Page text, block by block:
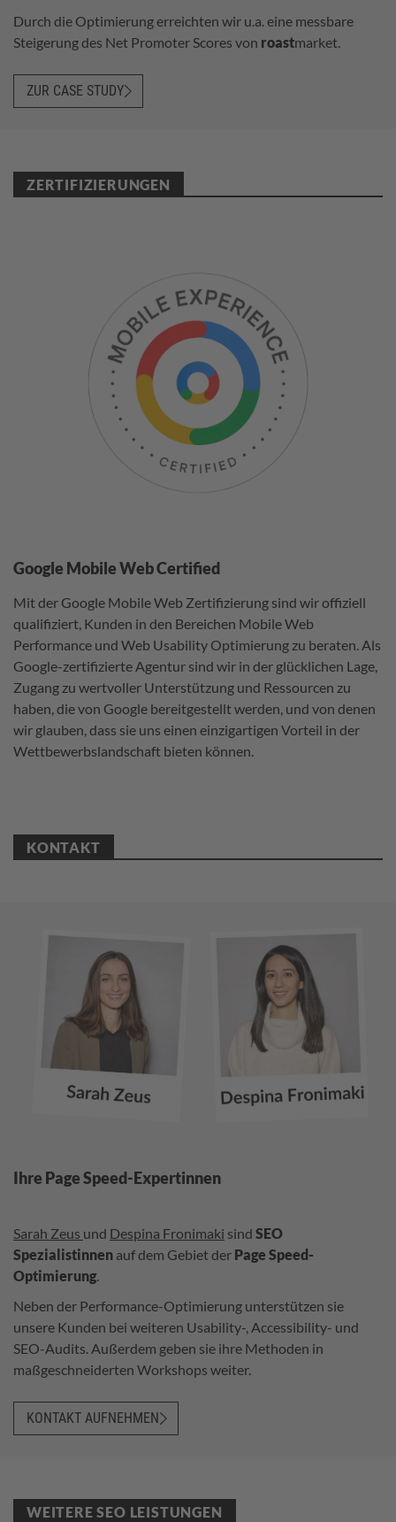
Durch die Optimierung erreichten wir u.a. eine messbare
Steigerung des Net Promoter Scores von roastmarket.
ZUR CASE STUDY
ZERTIFIZIERUNGEN
Google Mobile Web Certified
Mit der Google Mobile Web Zertifizierung sind wir offiziell
qualifiziert, Kunden in den Bereichen Mobile Web
Performance und Web Usability Optimierung zu beraten. Als
Google-zertifizierte Agentur sind wir in der glücklichen Lage,
Zugang zu wertvoller Unterstützung und Ressourcen zu
haben, die von Google bereitgestellt werden, und von denen
wir glauben, dass sie uns einen einzigartigen Vorteil in der
Wettbewerbslandschaft bieten können.
KONTAKT
Ihre Page Speed-Expertinnen
Sarah Zeus und Despina Fronimaki sind SEO
Spezialistinnen auf dem Gebiet der Page Speed-
Optimierung.
Neben der Performance-Optimierung unterstützen sie
unsere Kunden bei weiteren Usability-, Accessibility- und
SEO-Audits. Außerdem geben sie ihre Methoden in
maßgeschneiderten Workshops weiter.
KONTAKT AUFNEHMEN
WEITERE SEO LEISTUNGEN